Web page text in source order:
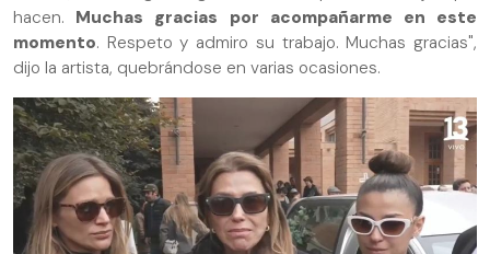
hacen. Muchas gracias por acompañarme en este
momento. Respeto y admiro su trabajo. Muchas gracias",
dijo la artista, quebrándose en varias ocasiones.